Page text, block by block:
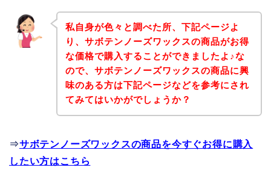
私自身が色々と調べた所、下記ページよ
り、サボテンノーズワックスの商品がお得
な価格で購入することができましたよ♪な
ので、サボテンノーズワックスの商品に興
味のある方は下記ページなどを参考にされ
てみてはいかがでしょうか？
⇒サボテンノーズワックスの商品を今すぐお得に購入
したい方はこちら